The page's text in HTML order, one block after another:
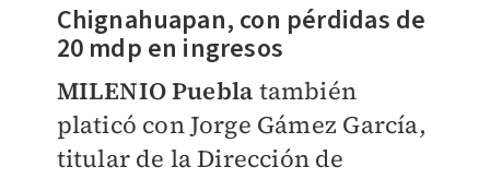
Chignahuapan, con pérdidas de
20 mdp en ingresos
MILENIO Puebla también
platicó con Jorge Gámez García,
titular de la Dirección de